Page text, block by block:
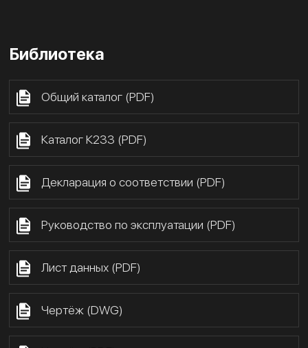
Библиотека
Общий каталог (PDF)
Каталог К233 (PDF)
Декларация о соответствии (PDF)
Руководство по эксплуатации (PDF)
Лист данных (PDF)
Чертёж (DWG)